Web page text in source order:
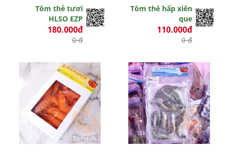
Tôm thẻ tươi
HLSO EZP
180.000đ
0 đ
Tôm thẻ hấp xiên
que
110.000đ
0 đ